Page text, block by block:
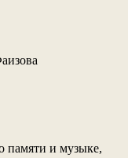
памяти и музыке,